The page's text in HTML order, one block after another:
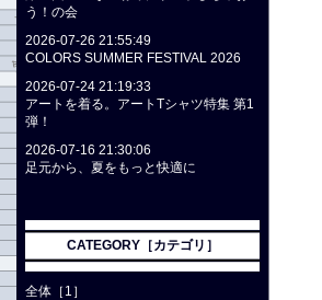
う！の会
2026-07-26 21:55:49
COLORS SUMMER FESTIVAL 2026
2026-07-24 21:19:33
アートを着る。アートTシャツ特集 第1
弾！
2026-07-16 21:30:06
足元から、夏をもっと快適に
CATEGORY［カテゴリ］
全体［1］